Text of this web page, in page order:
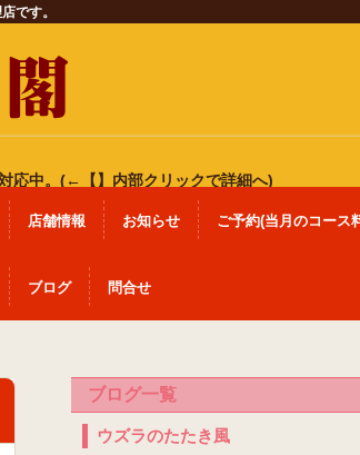
です。
応中。(←【】内部クリックで詳細へ)
店舗情報 お知らせ ご予約(当月のコース
ブログ 問合せ
ブログ一覧
ウズラのたたき風